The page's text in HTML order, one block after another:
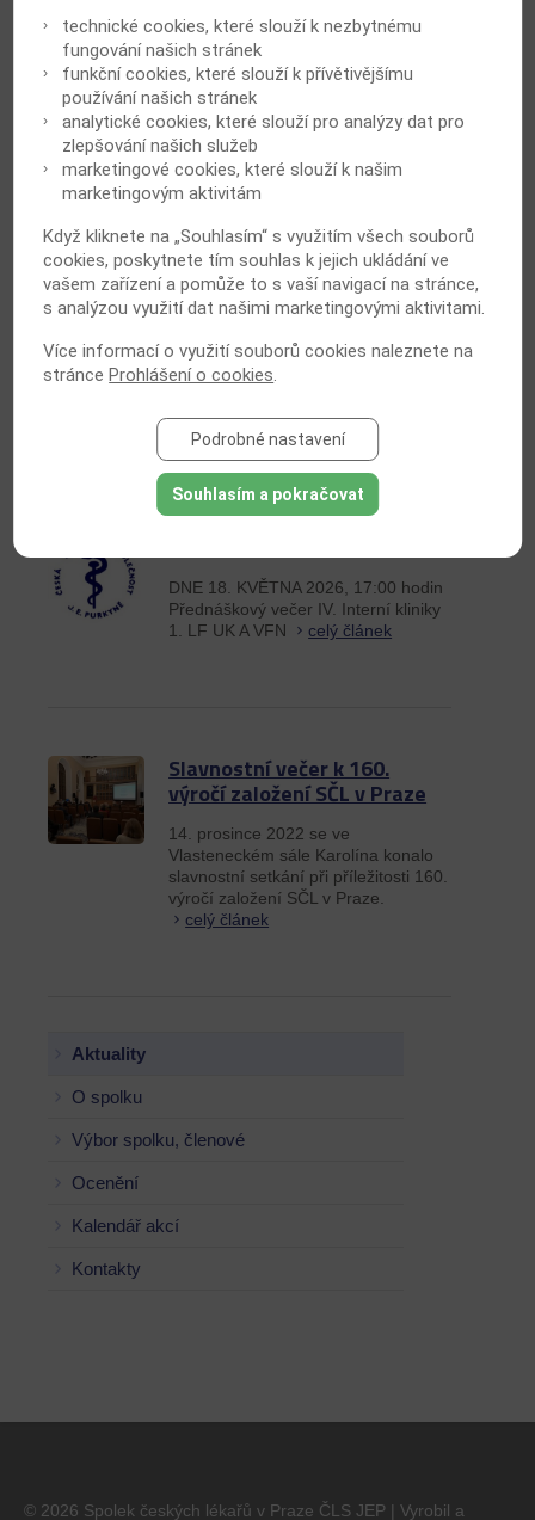
6. Hofman, J.: Vrozená dysplázie kyčelní
7. Poch, V.: Vrozené kyčelní vady
8. Havlík, J.: Avaskulární nekrózy v dětské
ortopedii
9. Škába, R.: Závěr a diskuse
Hodnocení článku
Líbí se vám článek?
Počet hodnocení:197
ČTĚTE DÁLE
DNE 18. KVĚTNA 2026, 17:00 hodin
Přednáškový večer IV. Interní kliniky
1. LF UK A VFN
celý článek
Slavnostní večer k 160.
výročí založení SČL v Praze
14. prosince 2022 se ve
Vlasteneckém sále Karolína konalo
slavnostní setkání při příležitosti 160.
výročí založení SČL v Praze.
celý článek
Aktuality
O spolku
Výbor spolku, členové
Ocenění
Kalendář akcí
Kontakty
© 2026 Spolek českých lékařů v Praze ČLS JEP | Vyrobil a
technické cookies, které slouží k nezbytnému
fungování našich stránek
funkční cookies, které slouží k přívětivějšímu
používání našich stránek
analytické cookies, které slouží pro analýzy dat pro
zlepšování našich služeb
marketingové cookies, které slouží k našim
marketingovým aktivitám
Když kliknete na „Souhlasím“ s využitím všech souborů
cookies, poskytnete tím souhlas k jejich ukládání ve
vašem zařízení a pomůže to s vaší navigací na stránce,
s analýzou využití dat našimi marketingovými aktivitami.
Více informací o využití souborů cookies naleznete na
stránceProhlášení o cookies
Podrobné nastavení
Souhlasím a pokračovat